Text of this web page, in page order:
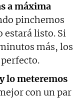
a máxima
pinchemos
estará listo. Si
más, los
lo meteremos
con un par